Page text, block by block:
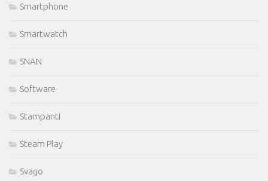
Smartphone
Smartwatch
SNAN
Software
Stampanti
Steam Play
Svago